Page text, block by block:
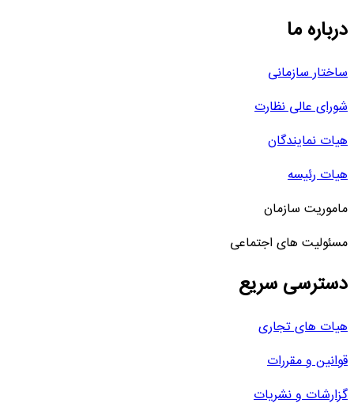
درباره ما
ساختار سازمانی
شورای عالی نظارت
هیات نمایندگان
هیات رئیسه
ماموریت سازمان
مسئولیت های اجتماعی
دسترسی سریع
هیات های تجاری
قوانین و مقررات
گزارشات و نشریات